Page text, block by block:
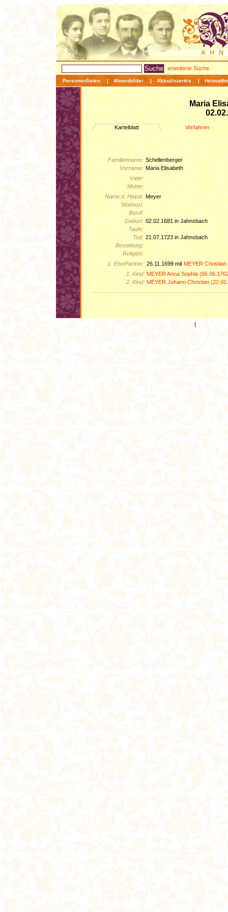
erweiterte Suche
Personenlisten | Ahnenbilder | Aktualisiertes |
Maria
Karteiblatt Vorfahren
Familienname: Schellenberger
Vorname: Maria Elisabeth
Vater:
Mutter:
Name d. Heirat: Meyer
Wohnort:
Beruf:
Geburt: 02.02.1681 in Jahnsbach
Taufe:
Tod: 21.07.1723 in Jahnsbach
Bestattung:
Religion:
1. Ehe/Partner: 26.11.1699 mit MEYER
1. Kind: MEYER Anna Sophia
2. Kind: MEYER Johann Christian
|